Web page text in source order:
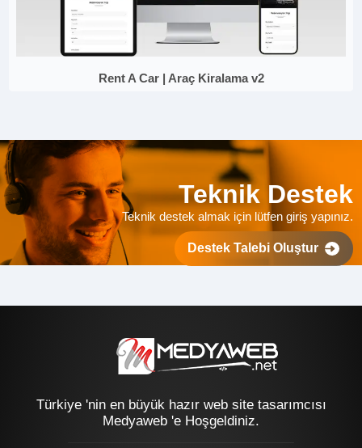
Rent A Car | Araç Kiralama v2
Teknik Destek
Teknik destek almak için lütfen giriş yapınız.
Destek Talebi Oluştur
Türkiye 'nin en büyük hazır web site tasarımcısı
Medyaweb 'e Hoşgeldiniz.